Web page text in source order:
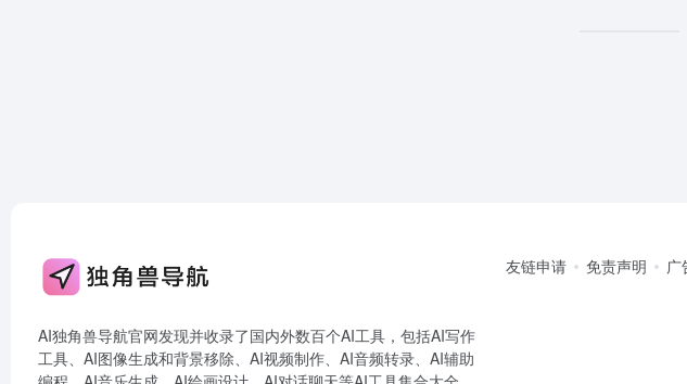
AI独角兽导航官网发现并收录了国内外数百个AI工具，包括AI写作
工具、AI图像生成和背景移除、AI视频制作、AI音频转录、AI辅助
友链申请 免责声明 广